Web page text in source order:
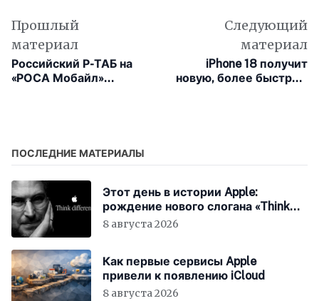
Прошлый
материал
Российский Р-ТАБ на
«РОСА Мобайл»
Следующий
материал
iPhone 18 получит
новую, более быструю
ПОСЛЕДНИЕ МАТЕРИАЛЫ
Этот день в истории Apple:
рождение нового слогана «Think
Different»
8 августа 2026
Как первые сервисы Apple
привели к появлению iCloud
8 августа 2026